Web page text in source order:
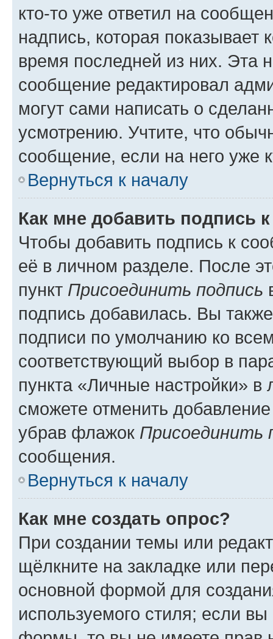
кто-то уже ответил на
надпись, которая показывает
время последней из них. Эта
сообщение редактировал
могут сами написать о
усмотрению. Учтите, что
сообщение, если на него уже
Вернуться к началу
Как мне добавить подпись
Чтобы добавить подпись к
её в личном разделе. После
пункт Присоединить подпись
подпись добавилась. Вы
подписи по умолчанию ко
соответствующий выбор в
пункта «Личные настройки»
сможете отменить
убрав флажок Присоединить
сообщения.
Вернуться к началу
Как мне создать опрос?
При создании темы или
щёлкните на закладке или
основной формой для
используемого стиля; если